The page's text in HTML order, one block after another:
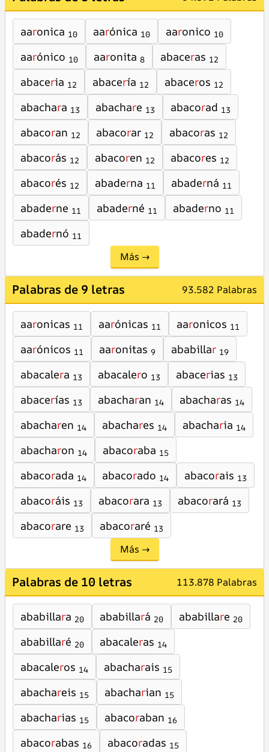
aaronica 10 aarónica 10 aaronico 10
aarónico 10 aaronita 8 abaceras 12
abaceria 12 abacería 12 abaceros 12
abachara 13 abachare 13 abacorad 13
abacoran 12 abacorar 12 abacoras 12
abacorás 12 abacoren 12 abacores 12
abacorés 12 abaderna 11 abaderná 11
abaderne 11 abaderné 11 abaderno 11
abadernó 11
Más →
Palabras de 9 letras 93.582 Palabras
aaronicas 11 aarónicas 11 aaronicos 11
aarónicos 11 aaronitas 9 ababillar 19
abacalera 13 abacalero 13 abacerias 13
abacerías 13 abacharan 14 abacharas 14
abacharen 14 abachares 14 abacharia 14
abacharon 14 abacoraba 15
abacorada 14 abacorado 14 abacorais 13
abacoráis 13 abacorara 13 abacorará 13
abacorare 13 abacoraré 13
Más →
Palabras de 10 letras 113.878 Palabras
ababillara 20 ababillará 20 ababillare 20
ababillaré 20 abacaleras 14
abacaleros 14 abacharais 15
abachareis 15 abacharian 15
abacharias 15 abacoraban 16
abacorabas 16 abacoradas 15